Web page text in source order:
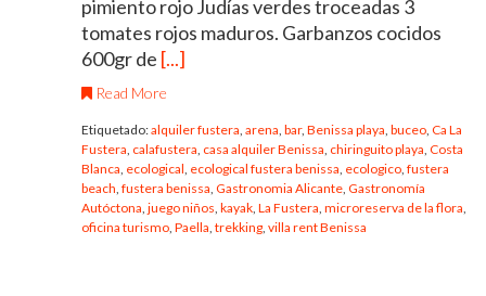
pimiento rojo Judías verdes troceadas 3
tomates rojos maduros. Garbanzos cocidos
600gr de [...]
Read More
Etiquetado:alquiler fustera, arena, bar, Benissa playa, buceo, Ca La
Fustera, calafustera, casa alquiler Benissa, chiringuito playa, Costa
Blanca, ecological, ecological fustera benissa, ecologico, fustera
beach, fustera benissa, Gastronomia Alicante, Gastronomía
Autóctona, juego niños, kayak, La Fustera, microreserva de la flora,
oficina turismo, Paella, trekking, villa rent Benissa